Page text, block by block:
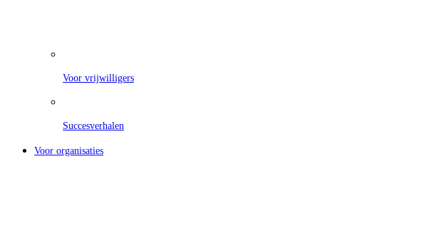
Voor vrijwilligers
Succesverhalen
Voor organisaties